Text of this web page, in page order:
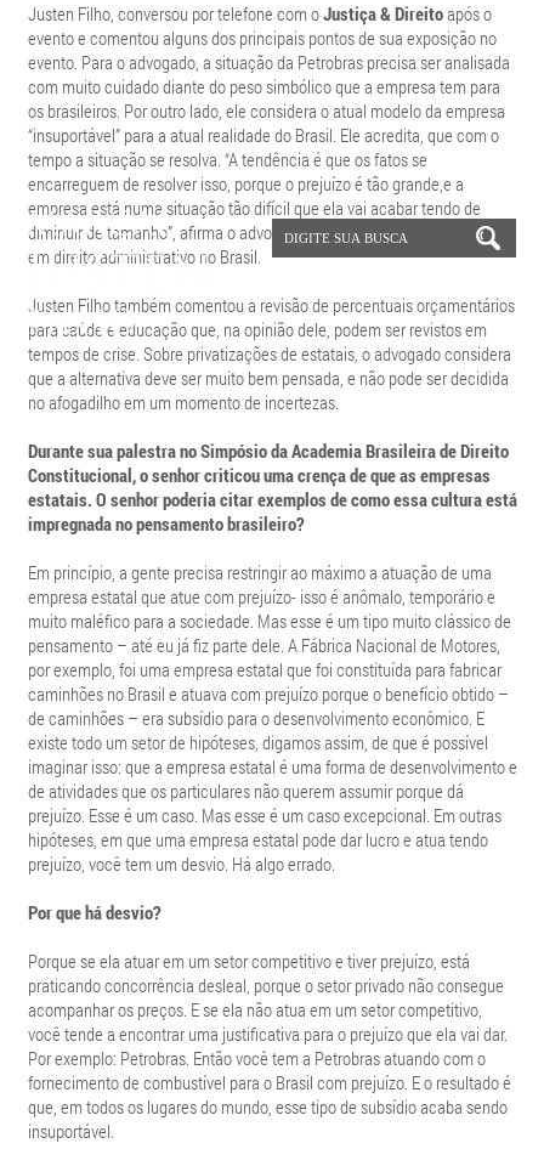
Justen Filho, conversou por telefone com oJustiça & Direitoapós o
evento e comentou alguns dos principais pontos de sua exposição no
evento. Para o advogado, a situação da Petrobras precisa ser analisada
com muito cuidado diante do peso simbólico que a empresa tem para
os brasileiros. Por outro lado, ele considera o atual modelo da empresa
“insuportável” para a atual realidade do Brasil. Ele acredita, que com o
tempo a situação se resolva. “A tendência é que os fatos se
encarreguem de resolver isso, porque o prejuízo é tão grande,e a
empresa está numa situação tão difícil que ela vai acabar tendo de
diminuir de tamanho”, afirma o advogado, que é uma das referências
em direito administrativo no Brasil.
Justen Filho também comentou a revisão de percentuais orçamentários
para saúde e educação que, na opinião dele, podem ser revistos em
tempos de crise. Sobre privatizações de estatais, o advogado considera
que a alternativa deve ser muito bem pensada, e não pode ser decidida
no afogadilho em um momento de incertezas.
Durante sua palestra no Simpósio da Academia Brasileira de Direito
Constitucional, o senhor criticou uma crença de que as empresas
estatais. O senhor poderia citar exemplos de como essa cultura está
impregnada no pensamento brasileiro?
Em princípio, a gente precisa restringir ao máximo a atuação de uma
empresa estatal que atue com prejuízo- isso é anômalo, temporário e
muito maléfico para a sociedade. Mas esse é um tipo muito clássico de
pensamento – até eu já fiz parte dele. A Fábrica Nacional de Motores,
por exemplo, foi uma empresa estatal que foi constituída para fabricar
caminhões no Brasil e atuava com prejuízo porque o benefício obtido –
de caminhões – era subsídio para o desenvolvimento econômico. E
existe todo um setor de hipóteses, digamos assim, de que é possível
imaginar isso: que a empresa estatal é uma forma de desenvolvimento e
de atividades que os particulares não querem assumir porque dá
prejuízo. Esse é um caso. Mas esse é um caso excepcional. Em outras
hipóteses, em que uma empresa estatal pode dar lucro e atua tendo
prejuízo, você tem um desvio. Há algo errado.
Por que há desvio?
Porque se ela atuar em um setor competitivo e tiver prejuízo, está
praticando concorrência desleal, porque o setor privado não consegue
acompanhar os preços. E se ela não atua em um setor competitivo,
você tende a encontrar uma justificativa para o prejuízo que ela vai dar.
Por exemplo: Petrobras. Então você tem a Petrobras atuando com o
fornecimento de combustível para o Brasil com prejuízo. E o resultado é
que, em todos os lugares do mundo, esse tipo de subsídio acaba sendo
insuportável.